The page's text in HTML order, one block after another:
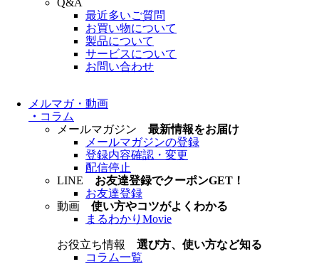
最近多いご質問
お買い物について
製品について
サービスについて
お問い合わせ
メルマガ・動画
・ コラム
メールマガジン 最新情報をお届け
メールマガジンの登録
登録内容確認・変更
配信停止
LINE お友達登録でクーポンGET！
お友達登録
動画 使い方やコツがよくわかる
まるわかりMovie
お役立ち情報 選び方、使い方など知る
コラム一覧